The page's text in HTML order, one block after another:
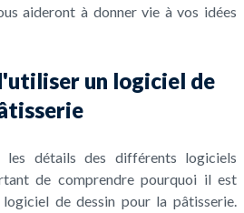
aideront à donner vie à vos idées
un logiciel de
les détails des différents logiciels
de comprendre pourquoi il est
de dessin pour la pâtisserie.